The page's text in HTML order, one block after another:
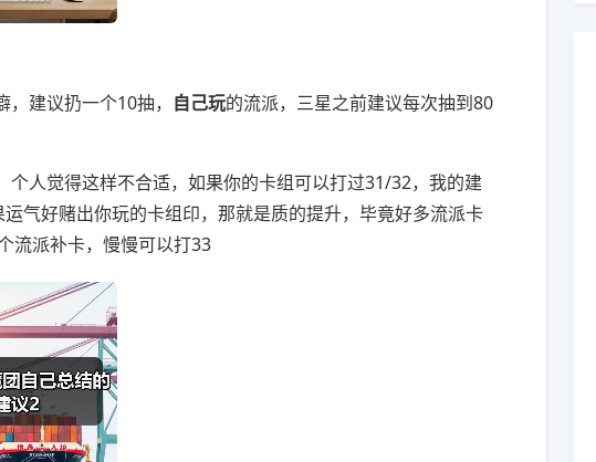
建议扔一个10抽， 自己玩的流派，三星之前建议每次抽到80
人觉得这样不合适，如果你的卡组可以打过31/32，我的建
气好赌出你玩的卡组印，那就是质的提升，毕竟好多流派卡
流派补卡，慢慢可以打33